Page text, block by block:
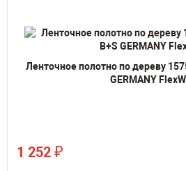
Ленточное полотно по дереву
GERMANY
1 252 ₽